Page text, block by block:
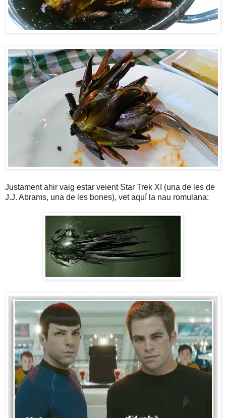
Justament ahir vaig estar veient Star Trek XI (una de les de
J.J. Abrams, una de les bones), vet aquí la nau romulana: